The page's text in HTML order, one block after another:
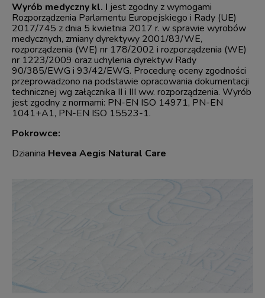
Wyrób medyczny kl. I jest zgodny z wymogami
Rozporządzenia Parlamentu Europejskiego i Rady (UE)
2017/745 z dnia 5 kwietnia 2017 r. w sprawie wyrobów
medycznych, zmiany dyrektywy 2001/83/WE,
rozporządzenia (WE) nr 178/2002 i rozporządzenia (WE)
nr 1223/2009 oraz uchylenia dyrektyw Rady
90/385/EWG i 93/42/EWG. Procedurę oceny zgodności
przeprowadzono na podstawie opracowania dokumentacji
technicznej wg załącznika II i III ww. rozporządzenia. Wyrób
jest zgodny z normami: PN-EN ISO 14971, PN-EN
1041+A1, PN-EN ISO 15523-1.
Pokrowce:
Dzianina Hevea Aegis Natural Care